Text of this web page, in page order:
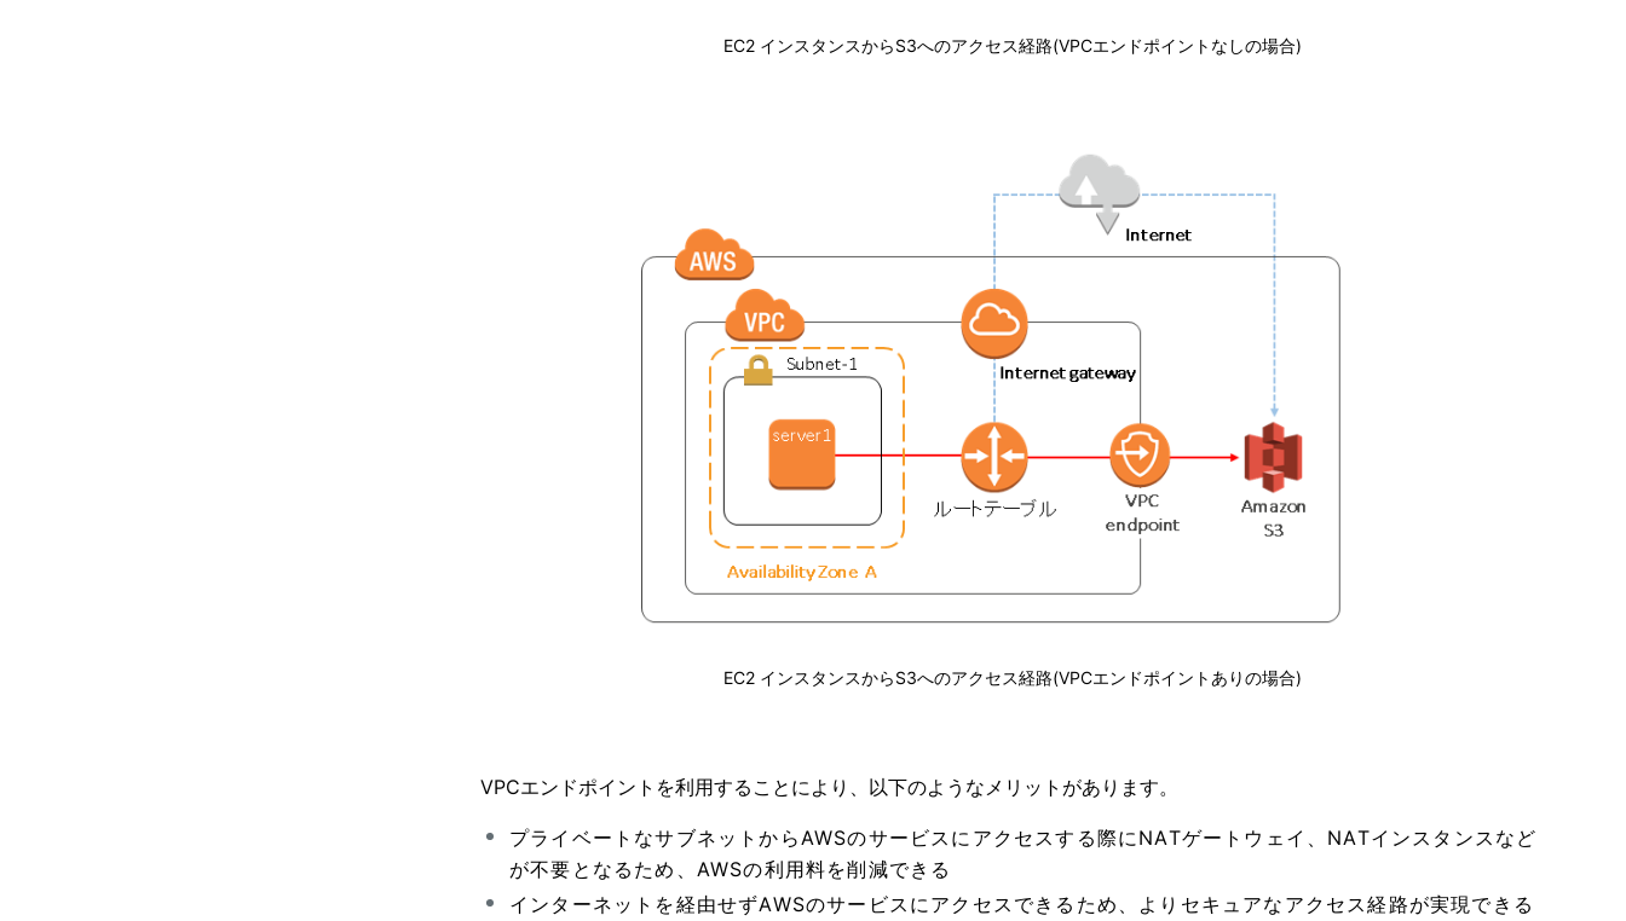
EC2 インスタンスからS3へのアクセス経路(VPCエンドポイントなしの場合)
EC2 インスタンスからS3へのアクセス経路(VPCエンドポイントありの場合)
VPCエンドポイントを利用することにより、以下のようなメリットがあります。
プライベートなサブネットからAWSのサービスにアクセスする際にNATゲートウェイ、NATインスタンスなど
が不要となるため、AWSの利用料を削減できる
インターネットを経由せずAWSのサービスにアクセスできるため、よりセキュアなアクセス経路が実現できる